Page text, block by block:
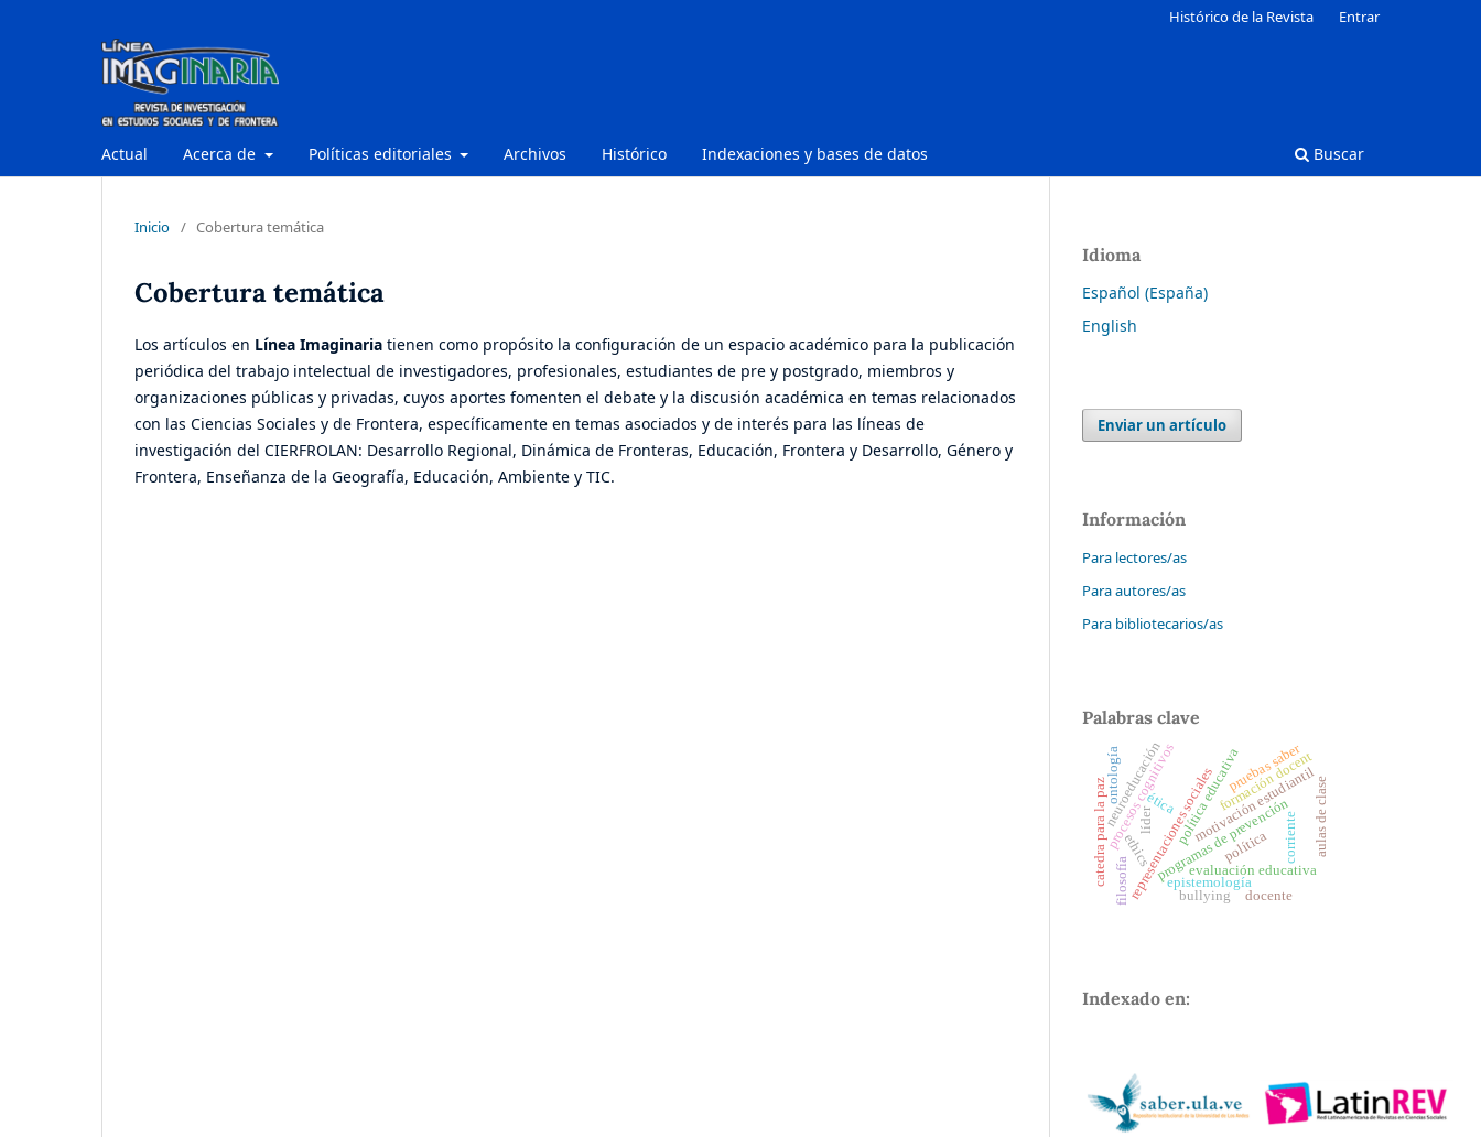
Actual Acerca de Políticas editoriales Archivos Histórico Indexaciones y bases de datos Buscar
Histórico de la Revista Entrar
Inicio / Cobertura temática
Cobertura temática
Los artículos en Línea Imaginaria tienen como propósito la configuración de un espacio académico para la publicación
periódica del trabajo intelectual de investigadores, profesionales, estudiantes de pre y postgrado, miembros y
organizaciones públicas y privadas, cuyos aportes fomenten el debate y la discusión académica en temas relacionados
con las Ciencias Sociales y de Frontera, específicamente en temas asociados y de interés para las líneas de
investigación del CIERFROLAN: Desarrollo Regional, Dinámica de Fronteras, Educación, Frontera y Desarrollo, Género y
Frontera, Enseñanza de la Geografía, Educación, Ambiente y TIC.
Idioma
Español (España)
English
Enviar un artículo
Información
Para lectores/as
Para autores/as
Para bibliotecarios/as
Palabras clave
representaciones sociales
líder política educativa
programas de prevención
procesos cognitivosmotivación estudiantil
evaluación educativa
política
ética
ethics
epistemología
corriente
filosofía
catedra para la paz formación docent
neuroeducación pruebas saber
ontología
bullying
aulas de clase
docente
Indexado en: